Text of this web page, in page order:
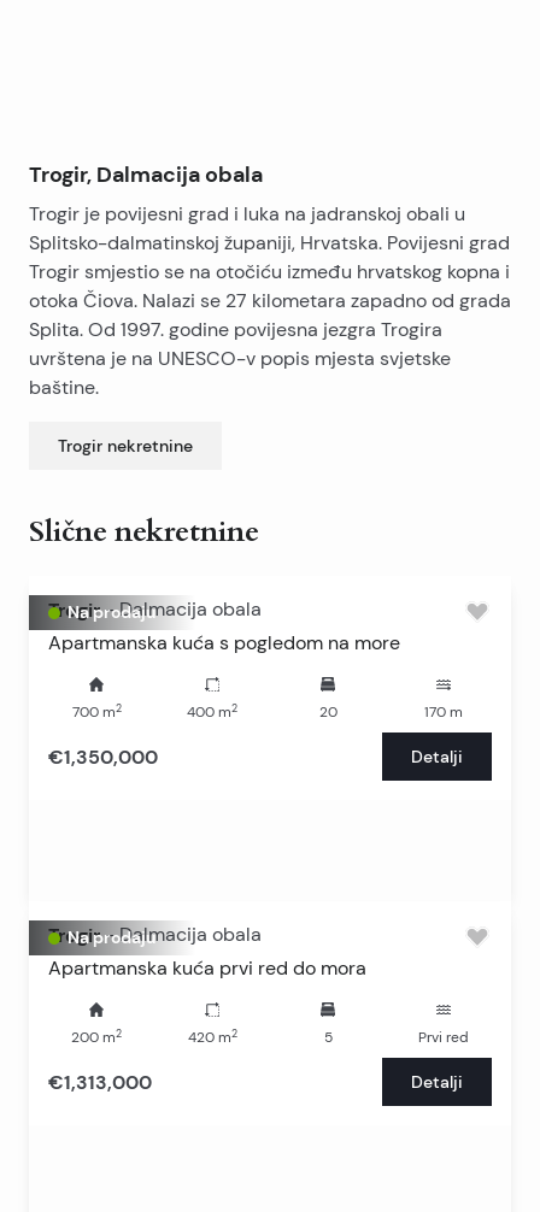
Trogir, Dalmacija obala
Trogir je povijesni grad i luka na jadranskoj obali u
Splitsko-dalmatinskoj županiji, Hrvatska. Povijesni grad
Trogir smjestio se na otočiću između hrvatskog kopna i
otoka Čiova. Nalazi se 27 kilometara zapadno od grada
Splita. Od 1997. godine povijesna jezgra Trogira
uvrštena je na UNESCO-v popis mjesta svjetske
baštine.
Trogir nekretnine
Slične nekretnine
Na prodaju
Trogir - Dalmacija obala
Apartmanska kuća s pogledom na more
700m2 400 m2 20 170 m
€1,350,000 Detalji
Na prodaju
Trogir - Dalmacija obala
Apartmanska kuća prvi red do mora
200 m2 420m2 5 Prvi red
€1,313,000 Detalji